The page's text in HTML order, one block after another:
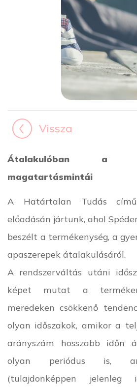
Vissza
Átalakulóban a
magatartásmintái
A Határtalan Tudás című
előadásán jártunk, ahol
beszélt a termékenység, a
apaszerepek átalakulásáról.
A rendszerváltás utáni
képet mutat a
meredeken csökkenő
olyan időszakok, amikor a
arányszám hosszabb időn
olyan periódus is,
(tulajdonképpen